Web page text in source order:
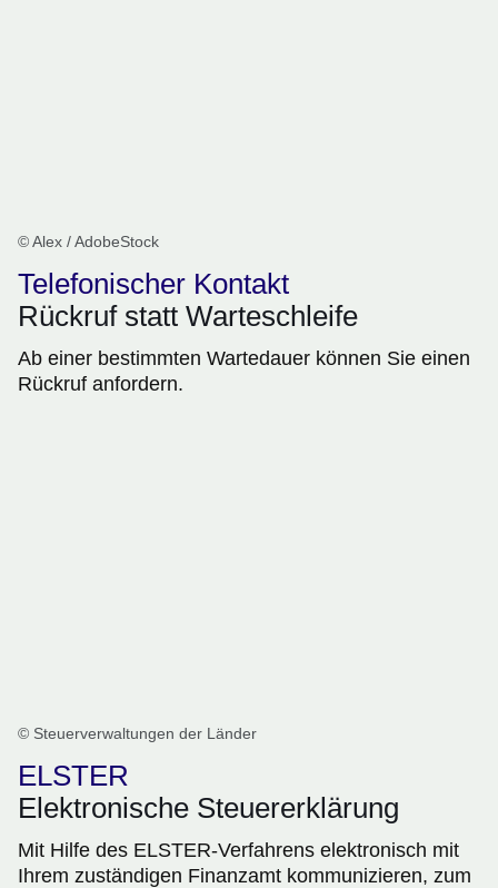
© Alex / AdobeStock
Telefonischer Kontakt
Rückruf statt Warteschleife
Ab einer bestimmten Wartedauer können Sie einen
Rückruf anfordern.
© Steuerverwaltungen der Länder
ELSTER
Elektronische Steuererklärung
Mit Hilfe des ELSTER-Verfahrens elektronisch mit
Ihrem zuständigen Finanzamt kommunizieren, zum